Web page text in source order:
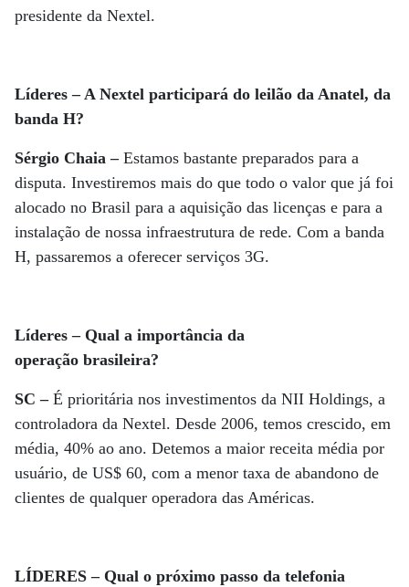
presidente da Nextel.
Líderes – A Nextel participará do leilão da Anatel, da
banda H?
Sérgio Chaia –Estamos bastante preparados para a
disputa. Investiremos mais do que todo o valor que já foi
alocado no Brasil para a aquisição das licenças e para a
instalação de nossa infraestrutura de rede. Com a banda
H, passaremos a oferecer serviços 3G.
Líderes – Qual a importância da
operação brasileira?
SC –É prioritária nos investimentos da NII Holdings, a
controladora da Nextel. Desde 2006, temos crescido, em
média, 40% ao ano. Detemos a maior receita média por
usuário, de US$ 60, com a menor taxa de abandono de
clientes de qualquer operadora das Américas.
LÍDERES – Qual o próximo passo da telefonia